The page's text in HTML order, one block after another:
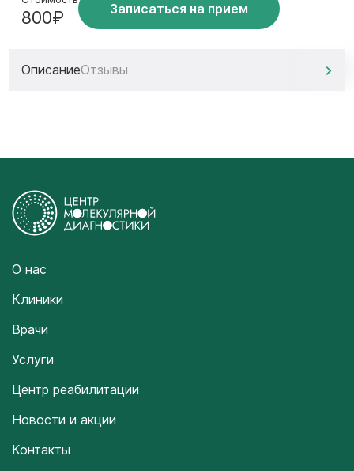
800₽ Записаться на прием
ОписаниеОтзывы
О нас
Клиники
Врачи
Услуги
Центр реабилитации
Новости и акции
Контакты